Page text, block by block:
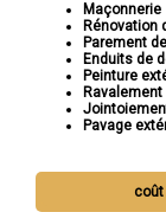
Maçonnerie
Rénovation
Parement
Enduits de
Peinture
Pavage